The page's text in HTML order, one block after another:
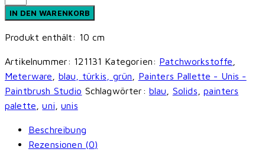
Studio
-
Painters
Unis
-
French
Blue
Menge
IN DEN WARENKORB
Produkt enthält: 10 cm
Artikelnummer: 121131 Kategorien: Patchworkstoffe
Meterware
blau, türkis, grün
Painters Pallette - Unis -
Paintbrush Studio Schlagwörter: blau Solids
painters
palette ,uni ,unis
Beschreibung
Rezensionen (0)